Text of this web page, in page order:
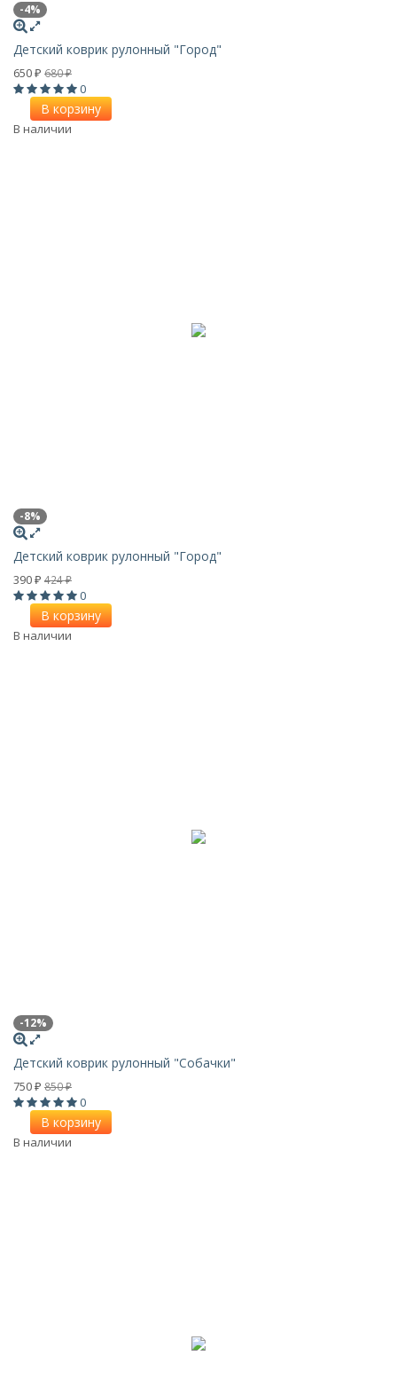
-4%
Детский коврик рулонный "Город"
650 ₽ 680₽
0
В корзину
В наличии
-8%
Детский коврик рулонный "Город"
390 ₽ 424₽
0
В корзину
В наличии
-12%
Детский коврик рулонный "Собачки"
750 ₽ 850₽
0
В корзину
В наличии